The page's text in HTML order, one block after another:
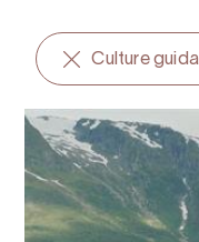
Culture